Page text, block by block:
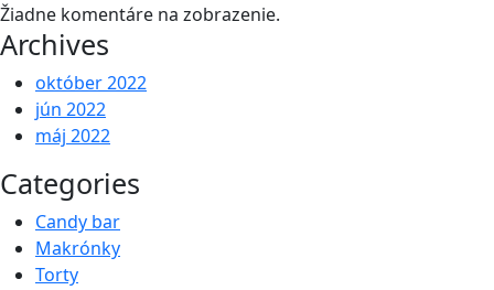
Žiadne komentáre na zobrazenie.
Archives
október 2022
jún 2022
máj 2022
Categories
Candy bar
Makrónky
Torty